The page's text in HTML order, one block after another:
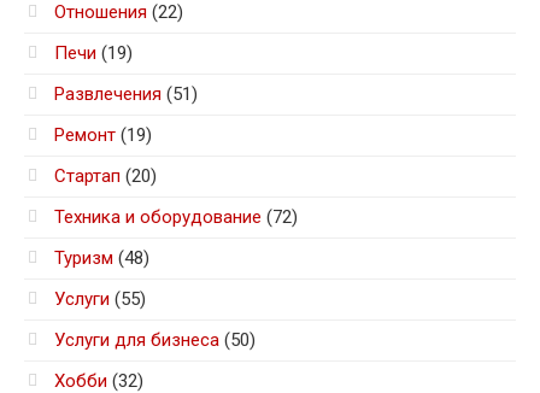
Отношения (22)
Печи (19)
Развлечения (51)
Ремонт (19)
Стартап (20)
Техника и оборудование (72)
Туризм (48)
Услуги (55)
Услуги для бизнеса (50)
Хобби (32)